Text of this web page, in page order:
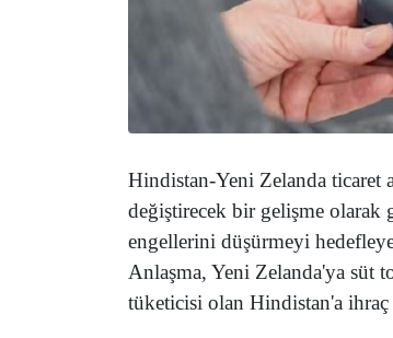
Hindistan-Yeni Zelanda ticaret
değiştirecek bir gelişme
engellerini düşürmeyi
Anlaşma, Yeni Zelanda'ya süt
tüketicisi olan Hindistan'a ihraç